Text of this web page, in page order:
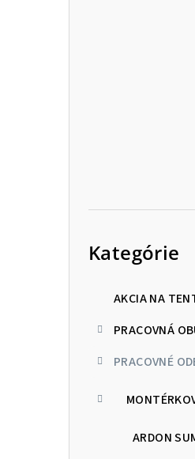
Kategórie
AKCIA NA
PRACOVNÁ
PRACOVNÉ
ARDON